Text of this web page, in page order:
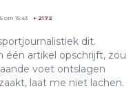
om 15:43 + 2172
dit.
één artikel opschrijft, zou
voet ontslagen
laat me niet lachen.